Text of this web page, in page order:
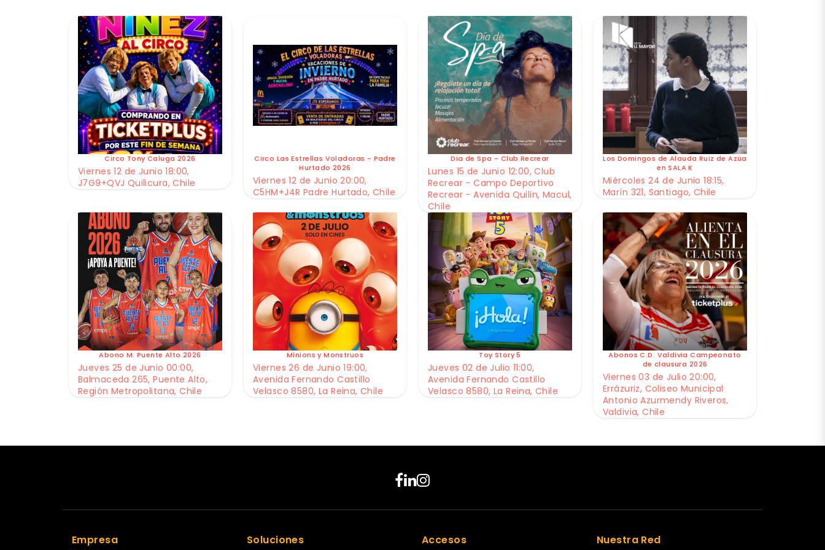
Circo Tony Caluga 2026
Viernes 12 de Junio 18:00,
J7G9+QVJ Quilicura, Chile
Circo Las Estrellas Voladoras - Padre
Hurtado 2026
Viernes 12 de Junio 20:00,
C5HM+J4R Padre Hurtado, Chile
Dia de Spa - Club Recrear
Lunes 15 de Junio 12:00, Club
Recrear - Campo Deportivo
Recrear - Avenida Quilin, Macul,
Chile
Los Domingos de Alauda Ruiz de Azúa
en SALA K
Miércoles 24 de Junio 18:15,
Marín 321, Santiago, Chile
Abono M. Puente Alto 2026
Jueves 25 de Junio 00:00,
Balmaceda 265, Puente Alto,
Región Metropolitana, Chile
Minions y Monstruos
Viernes 26 de Junio 19:00,
Avenida Fernando Castillo
Velasco 8580, La Reina, Chile
Toy Story 5
Jueves 02 de Julio 11:00,
Avenida Fernando Castillo
Velasco 8580, La Reina, Chile
Abonos C.D. Valdivia Campeonato
de clausura 2026
Viernes 03 de Julio 20:00,
Errázuriz, Coliseo Municipal
Antonio Azurmendy Riveros,
Valdivia, Chile
Empresa Soluciones Accesos Nuestra Red